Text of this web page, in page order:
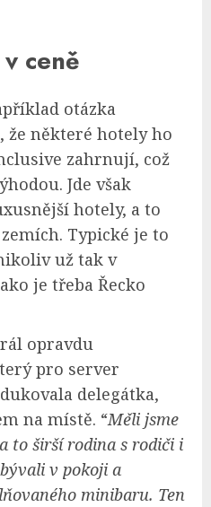
ceně
otázka
že některé hotely ho
zahrnují, což
Jde však
hotely, a to
Typické je to
už tak v
je třeba Řecko
opravdu
pro server
delegátka,
na místě. “Měli jsme
to širší rodina s rodiči i
v pokoji a
minibaru. Ten